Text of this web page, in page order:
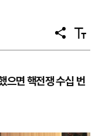
공
유
텍
스
기
으면 핵전쟁 수십 번